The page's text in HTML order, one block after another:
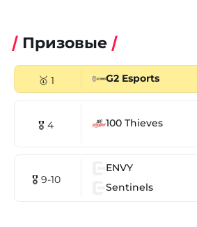
Призовые
🥇 1 G2 Esports
🎖 4 100 Thieves
🎖 9-10
ENVY
Sentinels